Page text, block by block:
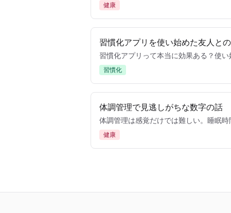
健康
習慣化アプリを使い始めた友人と
習慣化アプリって本当に効果ある？使
習慣化
体調管理で見逃しがちな数字の話
体調管理は感覚だけでは難しい。睡眠
健康